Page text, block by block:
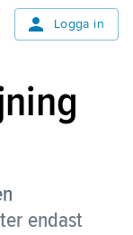
Logga in
endast